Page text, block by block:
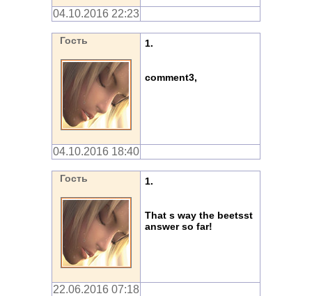
04.10.2016 22:23
Гость 1.
comment3,
04.10.2016 18:40
Гость 1.
That s way the beetsst
answer so far!
22.06.2016 07:18